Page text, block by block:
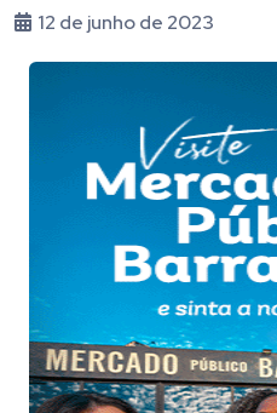
12 de junho de 2023